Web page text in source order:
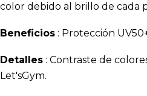
color debido al brillo de cada
Beneficios : Protección
Detalles : Contraste de
Let'sGym.